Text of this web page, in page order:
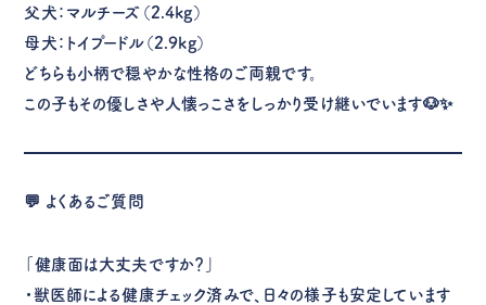
父犬：マルチーズ（2.4kg）
母犬：トイプードル（2.9kg）
どちらも小柄で穏やかな性格のご両親です。
この子もその優しさや人懐っこさをしっかり受け継いでいます🐶✨
💬 よくあるご質問
「健康面は大丈夫ですか？」
・獣医師による健康チェック済みで、日々の様子も安定しています